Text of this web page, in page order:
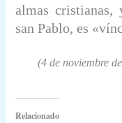
almas
san Pablo, es
(4 de noviembre
Relacionado